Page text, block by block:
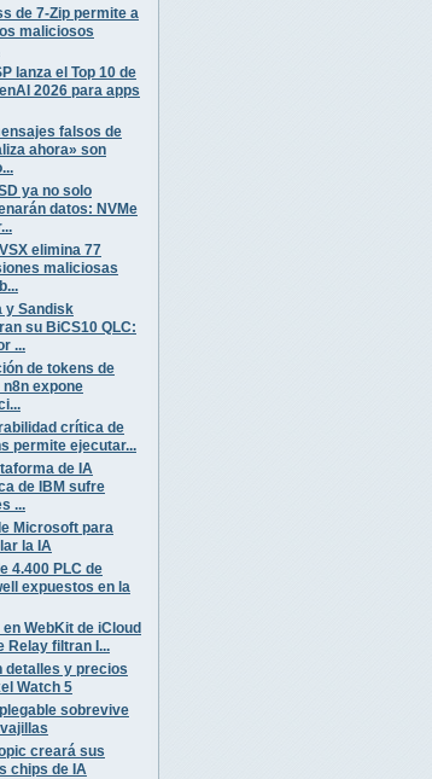
de 7-Zip permite a
maliciosos
lanza el Top 10 de
2026 para apps
falsos de
ahora» son
ya no solo
datos: NVMe
elimina 77
maliciosas
y Sandisk
su BiCS10 QLC:
...
de tokens de
n8n expone
crítica de
permite ejecutar...
de IA
de IBM sufre
...
Microsoft para
la IA
4.400 PLC de
expuestos en la
en WebKit de iCloud
Relay filtran I...
detalles y precios
Watch 5
sobrevive
creará sus
chips de IA